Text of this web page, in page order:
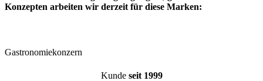
Konzepten arbeiten wir derzeit für diese Marken:
Gastronomiekonzern
Kunde seit 1999